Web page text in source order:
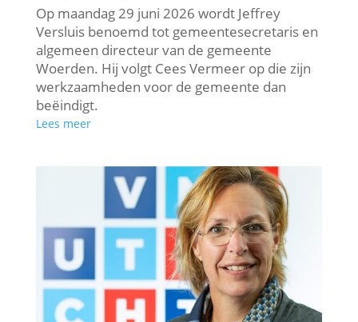
Op maandag 29 juni 2026 wordt Jeffrey
Versluis benoemd tot gemeentesecretaris en
algemeen directeur van de gemeente
Woerden. Hij volgt Cees Vermeer op die zijn
werkzaamheden voor de gemeente dan
beëindigt.
Lees meer